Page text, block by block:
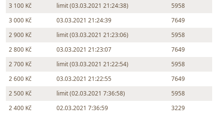
3 100 Kč
limit (03.03.2021 21:24:38)
5958
3 000 Kč
03.03.2021 21:24:39
7649
2 900 Kč
limit (03.03.2021 21:23:06)
5958
2 800 Kč
03.03.2021 21:23:07
7649
2 700 Kč
limit (03.03.2021 21:22:54)
5958
2 600 Kč
03.03.2021 21:22:55
7649
2 500 Kč
limit (02.03.2021 7:36:58)
5958
2 400 Kč
02.03.2021 7:36:59
3229